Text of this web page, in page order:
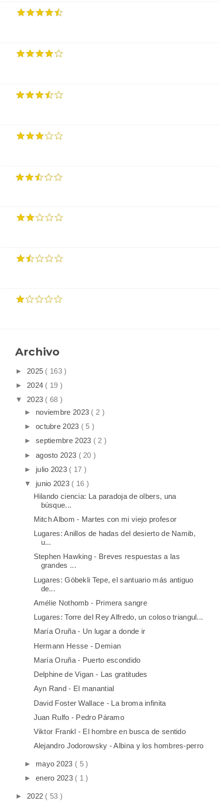
Archivo
► 2025 ( 163 )
► 2024 ( 19 )
▼ 2023 ( 68 )
► noviembre 2023 ( 2 )
► octubre 2023 ( 5 )
► septiembre 2023 ( 2 )
► agosto 2023 ( 20 )
► julio 2023 ( 17 )
▼ junio 2023 ( 16 )
Hilando ciencia: La paradoja de olbers, una
búsque...
Mitch Albom - Martes con mi viejo profesor
Lugares: Anillos de hadas del desierto de Namib,
u...
Stephen Hawking - Breves respuestas a las
grandes ...
Lugares: Göbekli Tepe, el santuario más antiguo
de...
Amélie Nothomb - Primera sangre
Lugares: Torre del Rey Alfredo, un coloso triangul...
María Oruña - Un lugar a donde ir
Hermann Hesse - Demian
María Oruña - Puerto escondido
Delphine de Vigan - Las gratitudes
Ayn Rand - El manantial
David Foster Wallace - La broma infinita
Juan Rulfo - Pedro Páramo
Viktor Frankl - El hombre en busca de sentido
Alejandro Jodorowsky - Albina y los hombres-perro
► mayo 2023 ( 5 )
► enero 2023 ( 1 )
► 2022 ( 53 )